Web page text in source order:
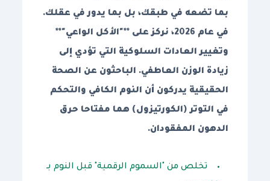
بما تضعه في طبقك، بل بما يدور في عقلك.
في عام 2026، نركز على **"الأكل الواعي"**
وتغيير العادات السلوكية التي تؤدي إلى
زيادة الوزن العاطفي. الباحثون عن الصحة
الحقيقية يدركون أن النوم الكافي والتحكم
في التوتر (الكورتيزول) هما مفتاحا حرق
الدهون المفقودان.
تخلص من "السموم الرقمية" قبل النوم بـ